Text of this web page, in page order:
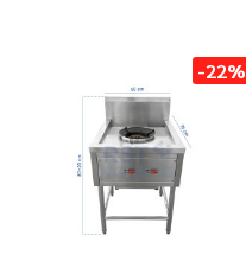
-22%